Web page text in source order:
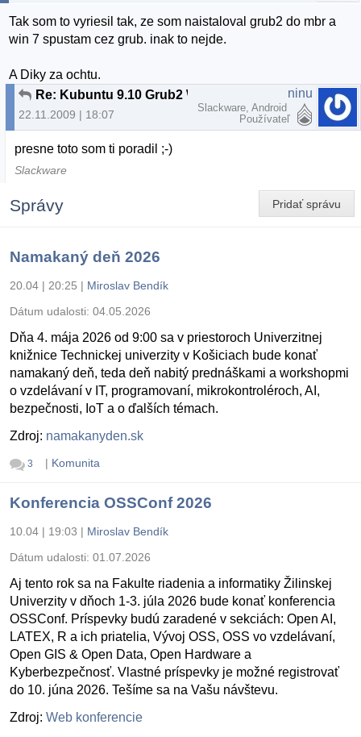
Tak som to vyriesil tak, ze som naistaloval grub2 do mbr a
win 7 spustam cez grub. inak to nejde.
A Diky za ochtu.
22.11.2009 | 18:07
ninu
Slackware, Android
Používateľ
presne toto som ti poradil ;-)
Slackware
Pridať správu
Správy
Namakaný deň 2026
20.04 | 20:25 | Miroslav Bendík
Dátum udalosti: 04.05.2026
Dňa 4. mája 2026 od 9:00 sa v priestoroch Univerzitnej
knižnice Technickej univerzity v Košiciach bude konať
namakaný deň, teda deň nabitý prednáškami a workshopmi
o vzdelávaní v IT, programovaní, mikrokontroléroch, AI,
bezpečnosti, IoT a o ďalších témach.
Zdroj: namakanyden.sk
3 | Komunita
Konferencia OSSConf 2026
10.04 | 19:03 | Miroslav Bendík
Dátum udalosti: 01.07.2026
Aj tento rok sa na Fakulte riadenia a informatiky Žilinskej
Univerzity v dňoch 1-3. júla 2026 bude konať konferencia
OSSConf. Príspevky budú zaradené v sekciách: Open AI,
LATEX, R a ich priatelia, Vývoj OSS, OSS vo vzdelávaní,
Open GIS & Open Data, Open Hardware a
Kyberbezpečnosť. Vlastné príspevky je možné registrovať
do 10. júna 2026. Tešíme sa na Vašu návštevu.
Zdroj: Web konferencie